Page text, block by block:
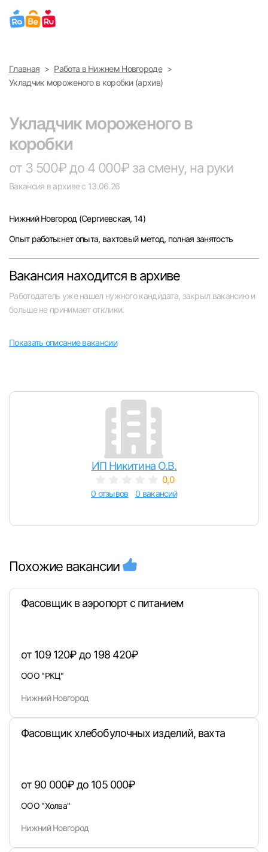
Найти работу Найти сотрудника
Выберите город
Санкт-Петербург
Екатеринбург
Саратов
Челябинск
Пермь
Самара
Вход в личный кабинет
Войдите в личный кабинет, чтобы
вакансии с контактами и оставлять отклики
Главная
Работа в Нижнем Новгороде
Укладчик мороженого в коробки (архив)
Укладчик мороженого в
коробки
от 3 500₽ до 4 000₽ за смену, на руки
Вакансия в архиве с 13.06.26
Нижний Новгород (Сергиевская, 14)
Опыт работы:нет опыта, вахтовый метод, полная занятость
Вакансия находится в архиве
Работодатель уже нашел нужного кандидата, закрыл вакансию и
больше не принимает отклики.
Показать описание вакансии
ИП Никитина О.В.
0,0
0 отзывов 0 вакансий
Похожие вакансии
Фасовщик в аэропорт с питанием
от 109 120₽ до 198 420₽
ООО "РКЦ"
Нижний Новгород
Фасовщик хлебобулочных изделий, вахта
от 90 000₽ до 105 000₽
ООО "Холва"
Нижний Новгород